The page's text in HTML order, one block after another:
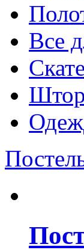
Все